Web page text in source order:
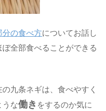
分の食べ方についてお話し
全部食べることができる
九条ネギは、食べやすく
うな働き をするのか気に